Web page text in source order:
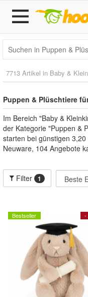
7713 Artikel in Baby &
Puppen & Plüschtiere
Im Bereich "Baby &
der Kategorie "Puppen &
starten bei günstigen
Neuware, 104 Angebote
Filter 1
-
Bestseller